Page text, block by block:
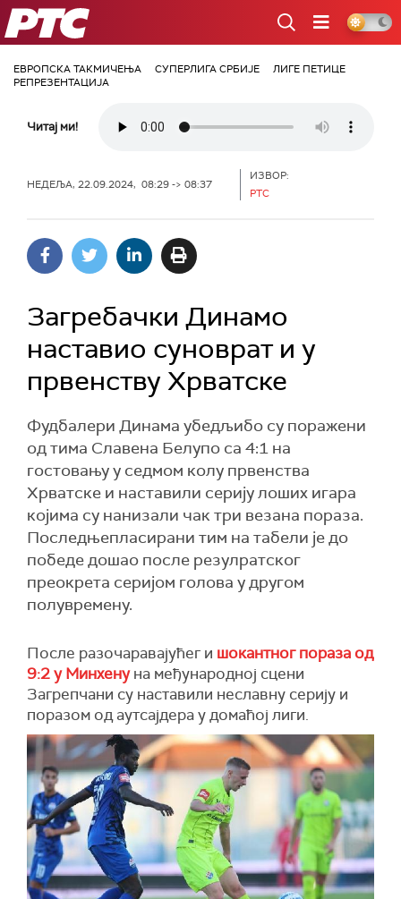
РТС
ЕВРОПСКА ТАКМИЧЕЊА СУПЕРЛИГА СРБИЈЕ
ЛИГЕ ПЕТИЦЕ
РЕПРЕЗЕНТАЦИЈА
Читај ми!
НЕДЕЉА, 22.09.2024, 08:29 -> 08:37
ИЗВОР:
РТС
Загребачки Динамо
наставио суноврат и у
првенству Хрватске
Фудбалери Динама убедљибо су поражени
од тима Славена Белупо са 4:1 на
гостовању у седмом колу првенства
Хрватске и наставили серију лоших игара
којима су нанизали чак три везана пораза.
Последњепласирани тим на табели је до
победе дошао после резулратског
преокрета серијом голова у другом
полувремену.
После разочаравајућег и шокантног пораза од
9:2 у Минхенуна међународној сцени
Загрепчани су наставили неславну серију и
поразом од аутсајдера у домаћој лиги.